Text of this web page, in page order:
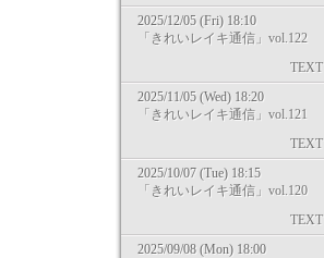
2025/12/05 (Fri) 18:10
「きれいレイキ通信」vol.122
TEXT
2025/11/05 (Wed) 18:20
「きれいレイキ通信」vol.121
TEXT
2025/10/07 (Tue) 18:15
「きれいレイキ通信」vol.120
TEXT
2025/09/08 (Mon) 18:00